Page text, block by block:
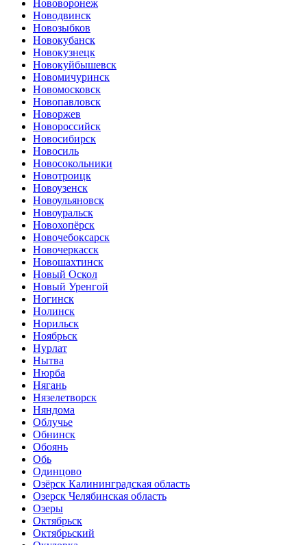
Нововоронеж
Новодвинск
Новозыбков
Новокубанск
Новокузнецк
Новокуйбышевск
Новомичуринск
Новомосковск
Новопавловск
Новоржев
Новороссийск
Новосибирск
Новосиль
Новосокольники
Новотроицк
Новоузенск
Новоульяновск
Новоуральск
Новохопёрск
Новочебоксарск
Новочеркасск
Новошахтинск
Новый Оскол
Новый Уренгой
Ногинск
Нолинск
Норильск
Ноябрьск
Нурлат
Нытва
Нюрба
Нягань
Нязелетворск
Няндома
Облучье
Обнинск
Обоянь
Обь
Одинцово
Озёрск Калининградская область
Озерск Челябинская область
Озеры
Октябрьск
Октябрьский